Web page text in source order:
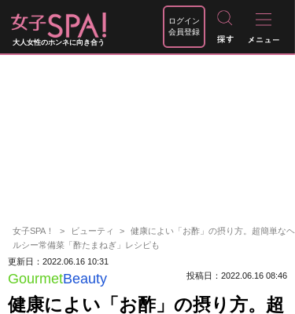
大人女性のホンネに向き合う
ログイン
会員登録
女子SPA！ ビューティ
健康によい「お酢」の摂り方。超簡単なヘ
ルシー常備菜「酢たまねぎ」レシピも
更新日：2022.06.16 10:31
GourmetBeauty 投稿日：2022.06.16 08:46
健康によい「お酢」の摂り方。超